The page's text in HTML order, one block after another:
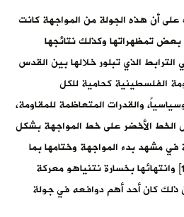
أن هذه الجولة من المواجهة كانت
تمظهراتها وكذلك نتائجها
الذي تبلور خلالها بين القدس
الفلسطينية كحامية للكل
والقدرات المتعاظمة للمقاومة،
مناطق الـ 48 داخل الخط الأخضر على خط المواجهة بشكل
مشهد بدء المواجهة وختامها بما
أعطاها تفوقاً واضحاً فيها،[10] وانتهائها بخسارة نتنياهو معركة
ذلك كان أحد أهم دوافعه في جولة